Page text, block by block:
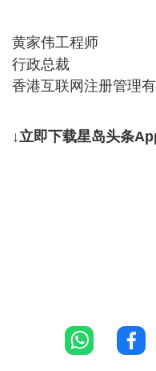
黄家伟工程师
行政总裁
香港互联网注册管理
↓立即下载星岛头条